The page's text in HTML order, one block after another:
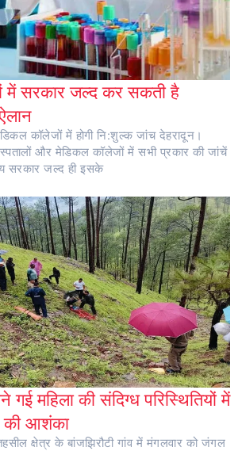
में सरकार जल्द कर सकती है
कॉलेजों में होगी नि:शुल्क जांच देहरादून।
और मेडिकल कॉलेजों में सभी प्रकार की जांचें
सरकार जल्द ही इसके
महिला की संदिग्ध परिस्थितियों में
की आशंका
क्षेत्र के बांजझिरौटी गांव में मंगलवार को जंगल